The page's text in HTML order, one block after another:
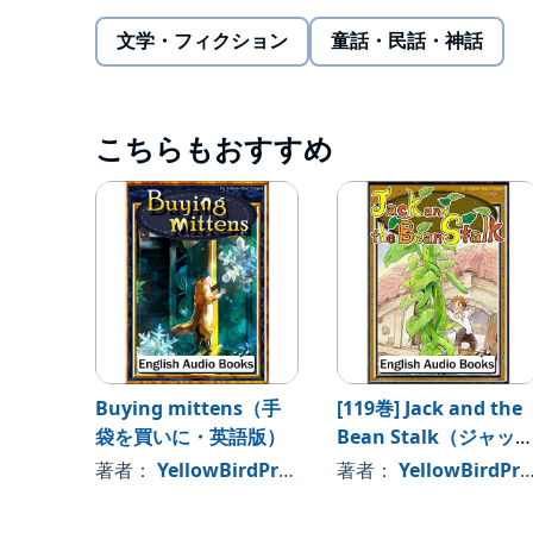
文学・フィクション 童話・民話・神話
こちらもおすすめ
Buying mittens（手
袋を買いに・英語版）
著者： YellowBirdProject
[119巻] Jack and the
Bean Stalk（ジャック
と豆の木・英語版）
著者： YellowBirdProject